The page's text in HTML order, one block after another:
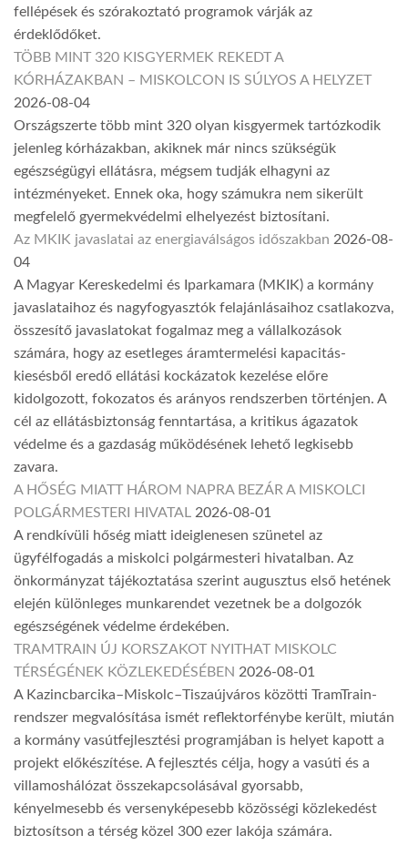
fellépések és szórakoztató programok várják az
érdeklődőket.
TÖBB MINT 320 KISGYERMEK REKEDT A
KÓRHÁZAKBAN – MISKOLCON IS SÚLYOS A HELYZET
2026-08-04
Országszerte több mint 320 olyan kisgyermek tartózkodik
jelenleg kórházakban, akiknek már nincs szükségük
egészségügyi ellátásra, mégsem tudják elhagyni az
intézményeket. Ennek oka, hogy számukra nem sikerült
megfelelő gyermekvédelmi elhelyezést biztosítani.
Az MKIK javaslatai az energiaválságos időszakban 2026-08-
04
A Magyar Kereskedelmi és Iparkamara (MKIK) a kormány
javaslataihoz és nagyfogyasztók felajánlásaihoz csatlakozva,
összesítő javaslatokat fogalmaz meg a vállalkozások
számára, hogy az esetleges áramtermelési kapacitás-
kiesésből eredő ellátási kockázatok kezelése előre
kidolgozott, fokozatos és arányos rendszerben történjen. A
cél az ellátásbiztonság fenntartása, a kritikus ágazatok
védelme és a gazdaság működésének lehető legkisebb
zavara.
A HŐSÉG MIATT HÁROM NAPRA BEZÁR A MISKOLCI
POLGÁRMESTERI HIVATAL 2026-08-01
A rendkívüli hőség miatt ideiglenesen szünetel az
ügyfélfogadás a miskolci polgármesteri hivatalban. Az
önkormányzat tájékoztatása szerint augusztus első hetének
elején különleges munkarendet vezetnek be a dolgozók
egészségének védelme érdekében.
TRAMTRAIN ÚJ KORSZAKOT NYITHAT MISKOLC
TÉRSÉGÉNEK KÖZLEKEDÉSÉBEN 2026-08-01
A Kazincbarcika–Miskolc–Tiszaújváros közötti TramTrain-
rendszer megvalósítása ismét reflektorfénybe került, miután
a kormány vasútfejlesztési programjában is helyet kapott a
projekt előkészítése. A fejlesztés célja, hogy a vasúti és a
villamoshálózat összekapcsolásával gyorsabb,
kényelmesebb és versenyképesebb közösségi közlekedést
biztosítson a térség közel 300 ezer lakója számára.